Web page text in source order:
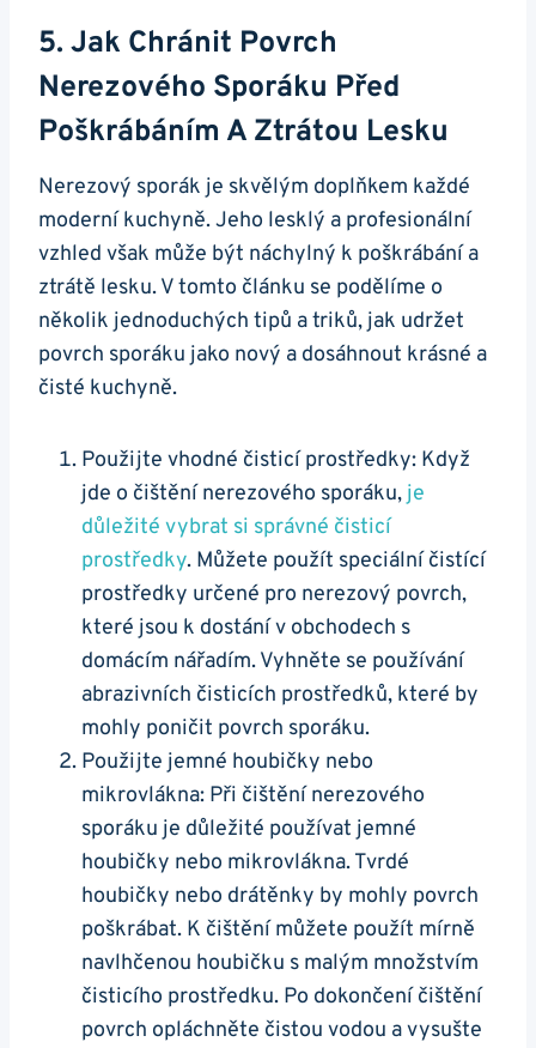
5. Jak Chránit Povrch
‍nerezového ​sporáku Před
Poškrábáním A⁤ Ztrátou ​lesku
Nerezový​ sporák​ je skvělým doplňkem každé‌
moderní ‍kuchyně. Jeho ⁤lesklý a profesionální⁣
vzhled⁢ však může být‌ náchylný k‍ poškrábání ‍a​
ztrátě lesku.‌ V ⁣tomto⁤ článku se podělíme o
několik ⁢jednoduchých tipů‌ a triků,‍ jak udržet
povrch sporáku jako⁤ nový a⁤ dosáhnout krásné a​
čisté⁤ kuchyně.
Použijte vhodné čisticí prostředky: Když
jde o čištění nerezového sporáku, je‍
důležité vybrat si správné čisticí
prostředky. Můžete použít speciální čistící
prostředky ‍určené pro nerezový povrch,
které jsou k dostání ‍v obchodech s
domácím nářadím. ⁤Vyhněte se⁣ používání
abrazivních čisticích​ prostředků, které by
mohly ⁢poničit povrch sporáku.
Použijte ​jemné houbičky nebo
mikrovlákna: Při čištění nerezového
sporáku je důležité ⁣používat jemné
houbičky nebo mikrovlákna. Tvrdé
houbičky nebo drátěnky by mohly povrch
poškrábat. K čištění můžete použít mírně‌
navlhčenou houbičku s malým množstvím
čisticího prostředku. Po dokončení čištění
povrch opláchněte čistou vodou⁢ a vysušte